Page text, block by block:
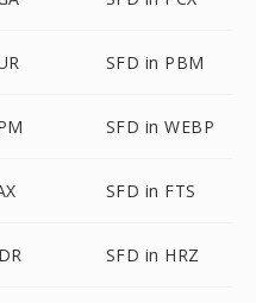
SFD in PBM
SFD in WEBP
SFD in FTS
SFD in HRZ